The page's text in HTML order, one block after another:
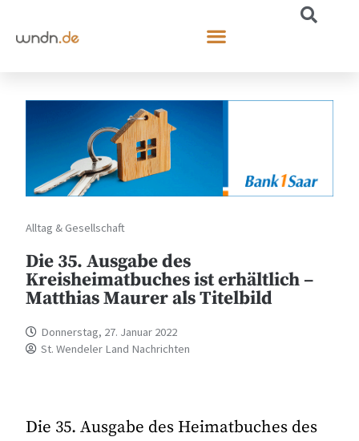
Alltag & Gesellschaft
Die 35. Ausgabe des
Kreisheimatbuches ist erhältlich –
Matthias Maurer als Titelbild
Donnerstag, 27. Januar 2022
St. Wendeler Land Nachrichten
Die 35. Ausgabe des Heimatbuches des